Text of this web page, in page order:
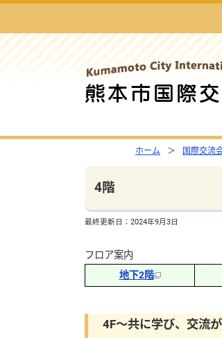
ホーム 国際交流
4階
最終更新日： 2024年9月3日
フロア案内
地下2階
4F～共に学び、交流